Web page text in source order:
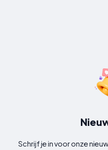
Schrijf je in voor onze